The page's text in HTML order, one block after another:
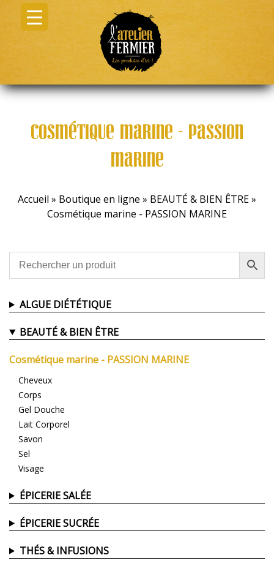
Cosmétique marine - PASSION
MARINE
Accueil » Boutique en ligne » BEAUTÉ & BIEN ÊTRE»
Cosmétique marine - PASSION MARINE
ALGUE DIÉTÉTIQUE
BEAUTÉ & BIEN ÊTRE
Cosmétique marine - PASSION MARINE
Cheveux
Corps
Gel Douche
Lait Corporel
Savon
Sel
Visage
ÉPICERIE SALÉE
ÉPICERIE SUCRÉE
THÉS & INFUSIONS